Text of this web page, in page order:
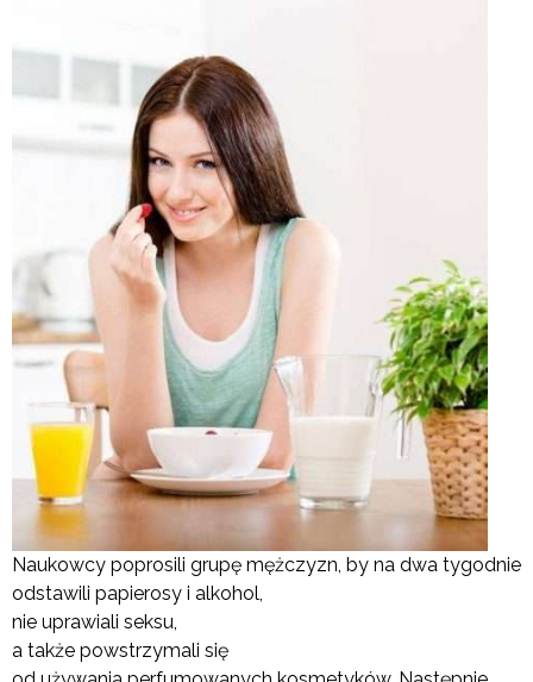
Naukowcy poprosili grupę mężczyzn, by na dwa tygodnie
odstawili papierosy i alkohol,
nie uprawiali seksu,
a także powstrzymali się